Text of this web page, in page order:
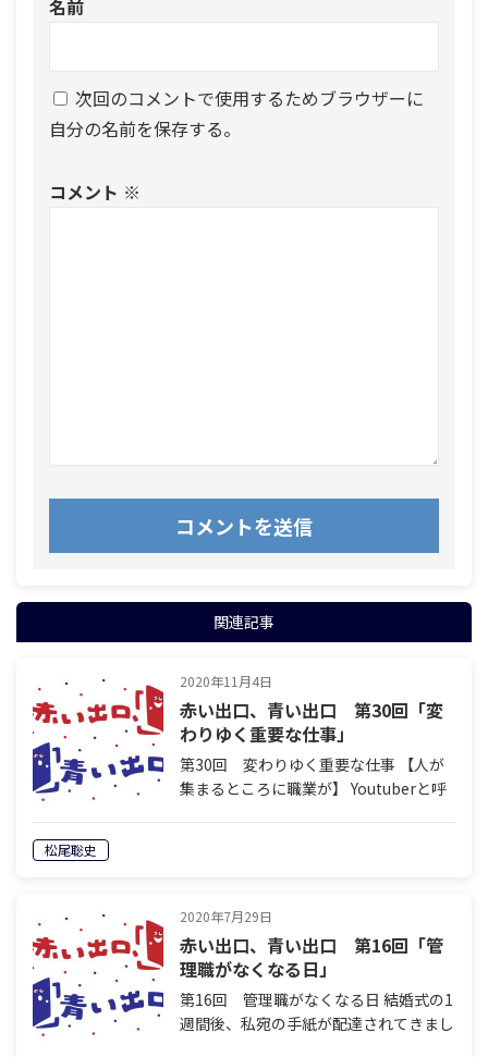
名前
次回のコメントで使用するためブラウザーに
自分の名前を保存する。
コメント ※
関連記事
2020年11月4日
赤い出口、青い出口 第30回「変
わりゆく重要な仕事」
第30回 変わりゆく重要な仕事 【人が
集まるところに職業が】 Youtuberと呼
松尾聡史
2020年7月29日
赤い出口、青い出口 第16回「管
理職がなくなる日」
第16回 管理職がなくなる日 結婚式の1
週間後、私宛の手紙が配達されてきまし